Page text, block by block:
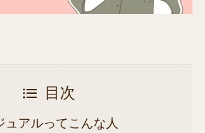
目次
ュアルってこんな人